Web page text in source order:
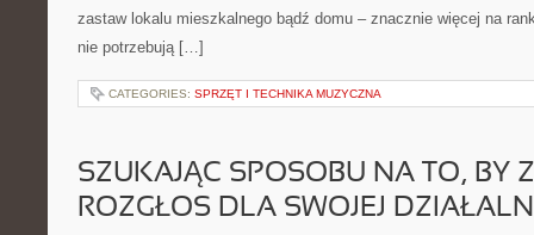
zastaw lokalu mieszkalnego bądź domu – znacznie więcej na
nie potrzebują […]
CATEGORIES: SPRZĘT I TECHNIKA MUZYCZNA
SZUKAJĄC SPOSOBU NA TO, BY
ROZGŁOS DLA SWOJEJ